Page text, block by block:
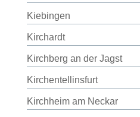
Kiebingen
Kirchardt
Kirchberg an der Jagst
Kirchentellinsfurt
Kirchheim am Neckar